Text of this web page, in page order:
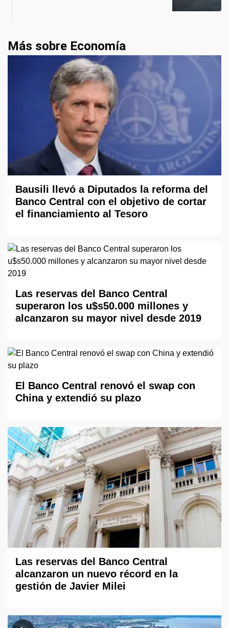
Más sobre Economía
Bausili llevó a Diputados la reforma del
Banco Central con el objetivo de cortar
el financiamiento al Tesoro
Las reservas del Banco Central
superaron los u$s50.000 millones y
alcanzaron su mayor nivel desde 2019
El Banco Central renovó el swap con
China y extendió su plazo
Las reservas del Banco Central
alcanzaron un nuevo récord en la
gestión de Javier Milei